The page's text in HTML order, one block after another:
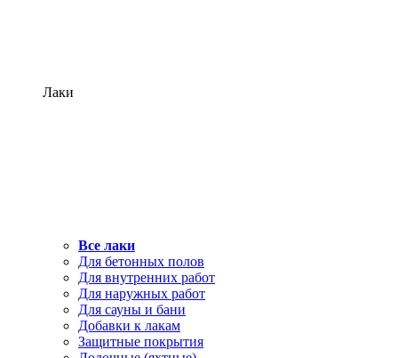
Лаки
Все лаки
Для бетонных полов
Для внутренних работ
Для наружных работ
Для сауны и бани
Добавки к лакам
Защитные покрытия